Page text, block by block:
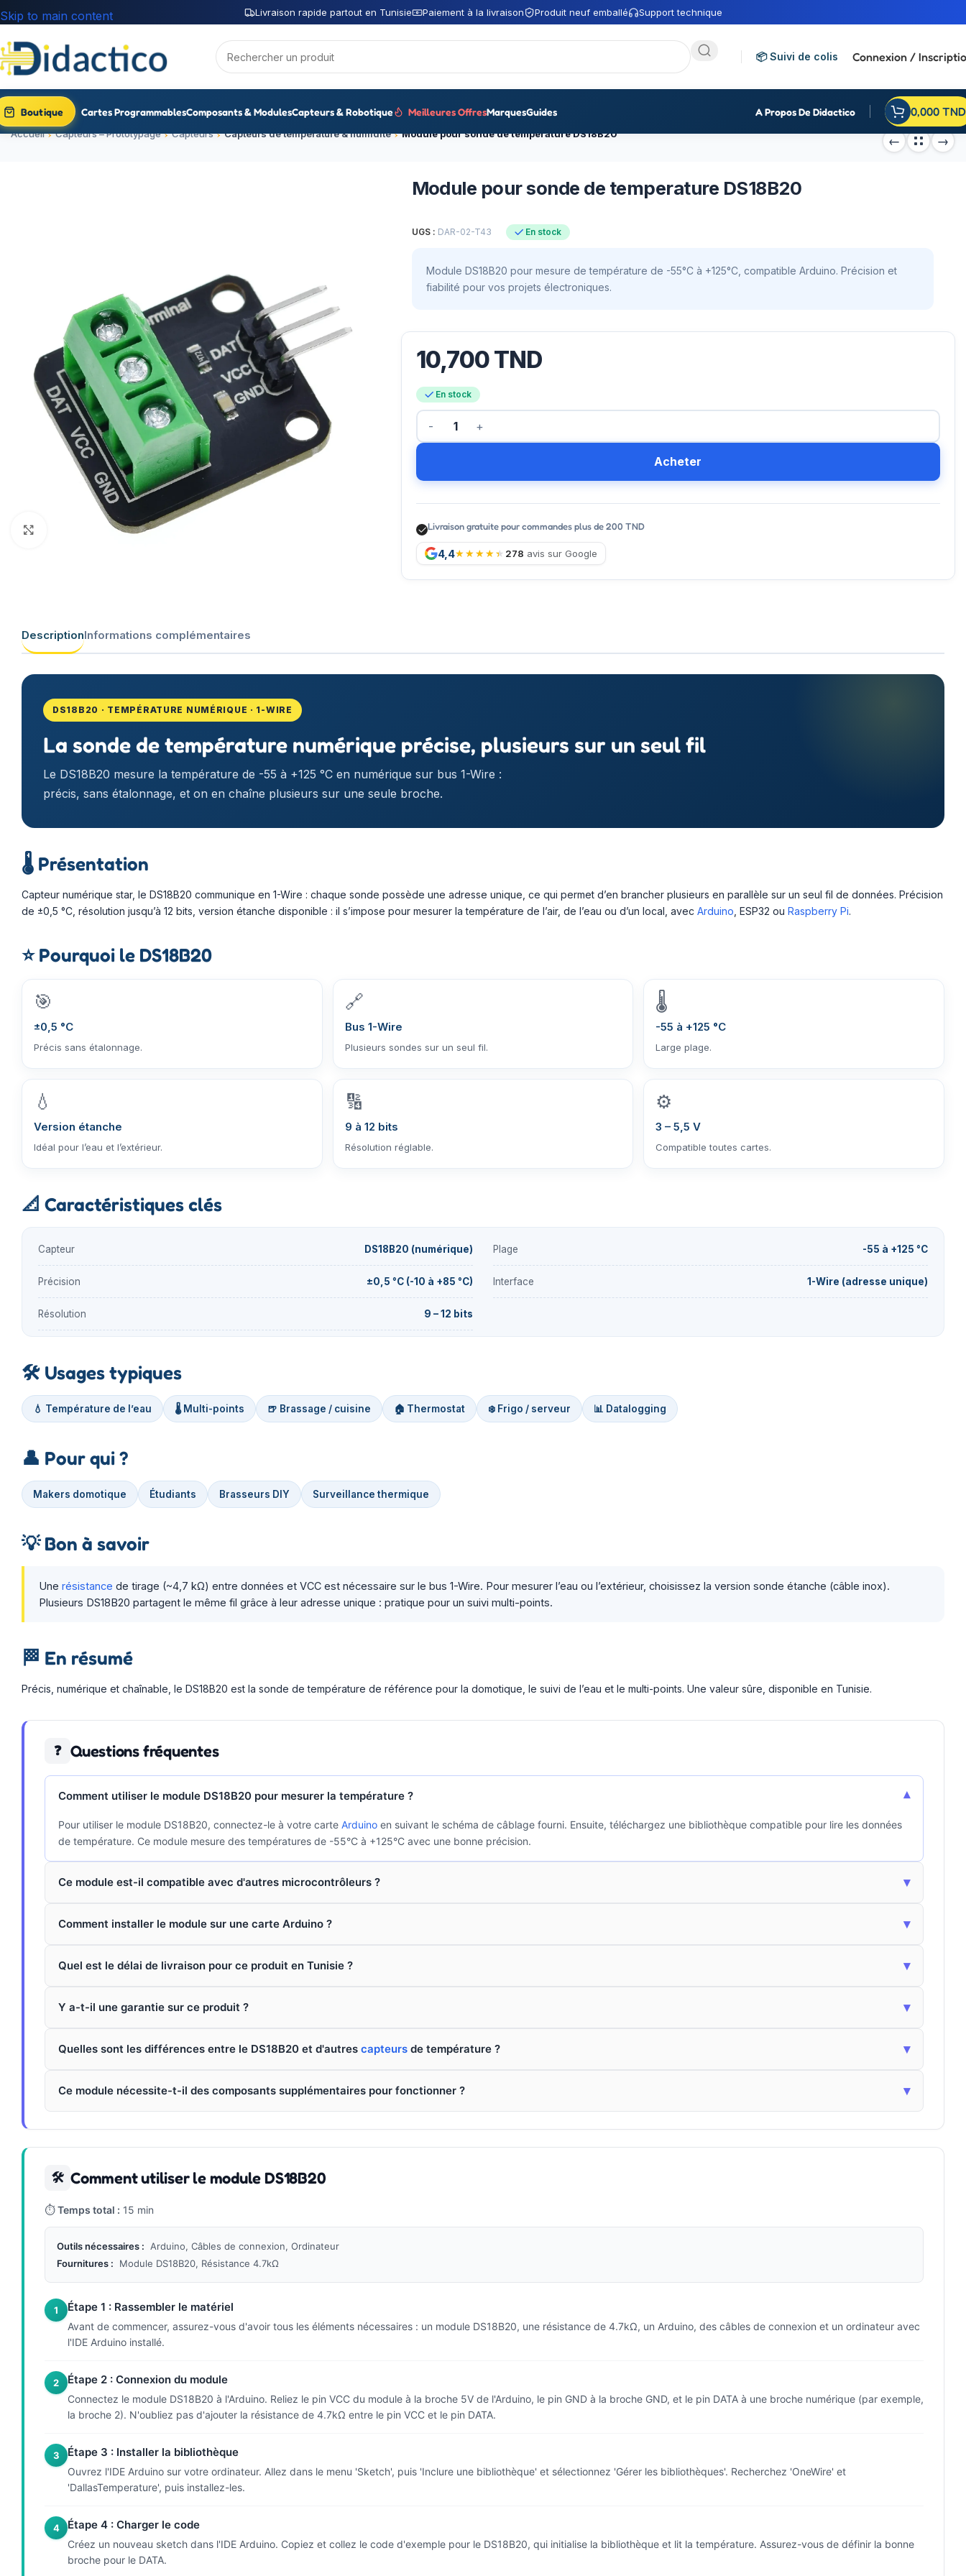
Livraison rapide partout en Tunisie Paiement à la livraison Produit neuf emballé Support technique
Skip to main content
📦 Suivi de colis Connexion /
Boutique Cartes ProgrammablesComposants & ModulesCapteurs & Robotique Meilleures OffresMarquesGuides A Propos De Didactico 0,000 TND
Accueil Capteurs – Prototypage Capteurs Capteurs de température & humidité Module pour sonde de temperature DS18B20
Click to enlarge
Module pour sonde de temperature DS18B20
UGS : DAR-02-T43 En stock
Module DS18B20 pour mesure de température de -55°C à +125°C, compatible Arduino. Précision et
fiabilité pour vos projets électroniques.
10,700TND
En stock
Acheter
Livraison gratuite pour commandes plus de 200 TND
4,4 278 avis sur Google
DescriptionInformations complémentaires
DS18B20 · TEMPÉRATURE NUMÉRIQUE · 1-WIRE
La sonde de température numérique précise, plusieurs sur un seul fil
Le DS18B20 mesure la température de -55 à +125 °C en numérique sur bus 1-Wire :
précis, sans étalonnage, et on en chaîne plusieurs sur une seule broche.
🌡️ Présentation
Capteur numérique star, le DS18B20 communique en 1-Wire : chaque sonde possède une adresse unique, ce qui permet d’en brancher plusieurs en parallèle sur un seul fil de données. Précision
de ±0,5 °C, résolution jusqu’à 12 bits, version étanche disponible : il s’impose pour mesurer la température de l’air, de l’eau ou d’un local, avec Arduino , ESP32 ou Raspberry Pi.
⭐Pourquoi le DS18B20
🎯
±0,5 °C
Précis sans étalonnage.
🔗
Bus 1-Wire
Plusieurs sondes sur un seul fil.
🌡️
-55 à +125 °C
Large plage.
💧
Version étanche
Idéal pour l’eau et l’extérieur.
🔢
9 à 12 bits
Résolution réglable.
⚙️
3 – 5,5 V
Compatible toutes cartes.
📐 Caractéristiques clés
Capteur DS18B20 (numérique) Plage -55 à +125 °C
Précision ±0,5 °C (-10 à +85 °C) Interface 1-Wire (adresse unique)
Résolution 9 – 12 bits
🛠️ Usages typiques
💧 Température de l’eau 🌡️ Multi-points 🍺 Brassage / cuisine 🏠 Thermostat ❄️ Frigo / serveur 📊 Datalogging
👤 Pour qui ?
Makers domotique Étudiants Brasseurs DIY Surveillance thermique
💡Bon à savoir
Une résistance de tirage (~4,7 kΩ) entre données et VCC est nécessaire sur le bus 1-Wire. Pour mesurer l’eau ou l’extérieur, choisissez la version sonde étanche (câble inox).
Plusieurs DS18B20 partagent le même fil grâce à leur adresse unique : pratique pour un suivi multi-points.
🏁 En résumé
Précis, numérique et chaînable, le DS18B20 est la sonde de température de référence pour la domotique, le suivi de l’eau et le multi-points. Une valeur sûre, disponible en Tunisie.
❓ Questions fréquentes
Comment utiliser le module DS18B20 pour mesurer la température ? ▾
Pour utiliser le module DS18B20, connectez-le à votre carte Arduino en suivant le schéma de câblage fourni. Ensuite, téléchargez une bibliothèque compatible pour lire les données
de température. Ce module mesure des températures de -55°C à +125°C avec une bonne précision.
Ce module est-il compatible avec d'autres microcontrôleurs ? ▾
Comment installer le module sur une carte Arduino ? ▾
Quel est le délai de livraison pour ce produit en Tunisie ? ▾
Y a-t-il une garantie sur ce produit ? ▾
Quelles sont les différences entre le DS18B20 et d'autres capteurs de température ? ▾
Ce module nécessite-t-il des composants supplémentaires pour fonctionner ? ▾
🛠 Comment utiliser le module DS18B20
⏱Temps total : 15 min
Outils nécessaires :
Arduino, Câbles de connexion, Ordinateur
Fournitures :
Module DS18B20, Résistance 4.7kΩ
1 Étape 1 : Rassembler le matériel
Avant de commencer, assurez-vous d'avoir tous les éléments nécessaires : un module DS18B20, une résistance de 4.7kΩ, un Arduino, des câbles de connexion et un ordinateur avec
l'IDE Arduino installé.
2 Étape 2 : Connexion du module
Connectez le module DS18B20 à l'Arduino. Reliez le pin VCC du module à la broche 5V de l'Arduino, le pin GND à la broche GND, et le pin DATA à une broche numérique (par exemple,
la broche 2). N'oubliez pas d'ajouter la résistance de 4.7kΩ entre le pin VCC et le pin DATA.
3 Étape 3 : Installer la bibliothèque
Ouvrez l'IDE Arduino sur votre ordinateur. Allez dans le menu 'Sketch', puis 'Inclure une bibliothèque' et sélectionnez 'Gérer les bibliothèques'. Recherchez 'OneWire' et
'DallasTemperature', puis installez-les.
4 Étape 4 : Charger le code
Créez un nouveau sketch dans l'IDE Arduino. Copiez et collez le code d'exemple pour le DS18B20, qui initialise la bibliothèque et lit la température. Assurez-vous de définir la bonne
broche pour le DATA.